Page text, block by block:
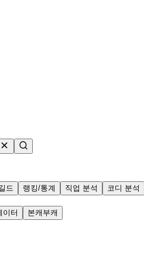
드 랭킹/통계 직업 분석 코디 분석
이터 본캐부캐